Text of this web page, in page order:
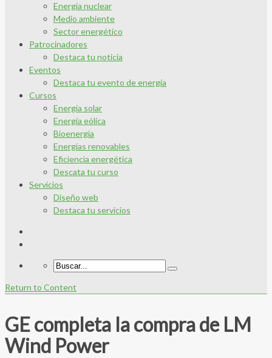
Energía nuclear
Medio ambiente
Sector energético
Patrocinadores
Destaca tu noticia
Eventos
Destaca tu evento de energía
Cursos
Energía solar
Energía eólica
Bioenergía
Energías renovables
Eficiencia energética
Descata tu curso
Servicios
Diseño web
Destaca tu servicios
Return to Content
GE completa la compra de LM
Wind Power